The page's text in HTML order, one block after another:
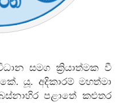
සමග ක්‍රියාත්මක වී
යූ. අදිකාරම් මහත්මා
පළාතේ කළුතර